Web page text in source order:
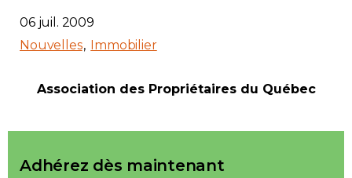
06 juil. 2009
Nouvelles Immobilier
Association des Propriétaires du Québec
Adhérez dès maintenant